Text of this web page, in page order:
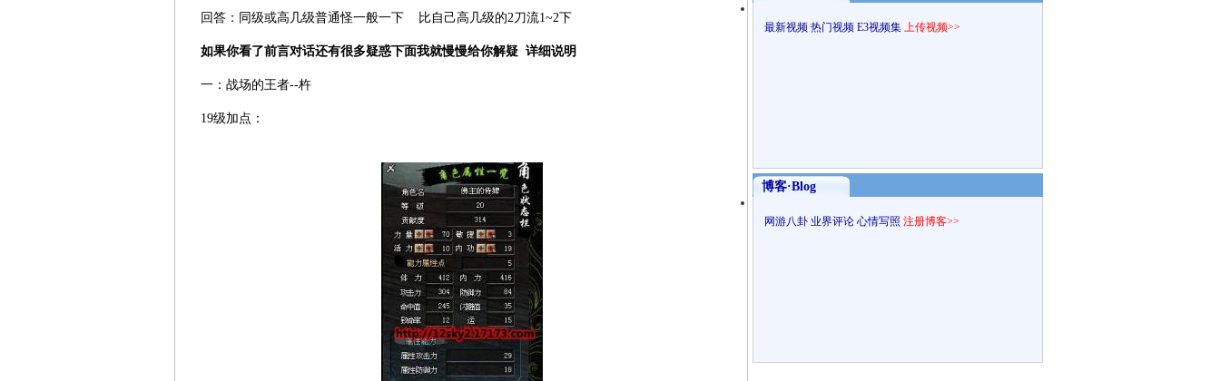
回答：同级或高几级普通怪一般一下 比自己高几级的2刀流1~2下
如果你看了前言对话还有很多疑惑下面我就慢慢给你解疑 详细说明
一：战场的王者--杵
19级加点：
最新视频 热门视频 E3视频集 上传视频>>
博客·Blog
网游八卦 业界评论 心情写照 注册博客>>